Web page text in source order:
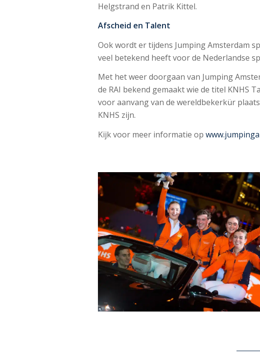
Helgstrand en Patrik Kittel.
Afscheid en Talent
Ook wordt er tijdens Jumping Amsterdam
veel betekend heeft voor de Nederlandse
Met het weer doorgaan van Jumping
de RAI bekend gemaakt wie de titel KNHS
voor aanvang van de wereldbekerkür
KNHS zijn.
Kijk voor meer informatie op